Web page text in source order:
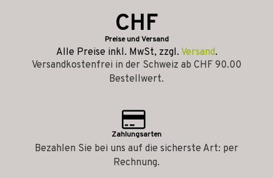
CHF
Preise und Versand
Alle Preise inkl. MwSt, zzgl. Versand.
Versandkostenfrei in der Schweiz ab CHF 90.00
Bestellwert.
Zahlungsarten
Bezahlen Sie bei uns auf die sicherste Art: per
Rechnung.